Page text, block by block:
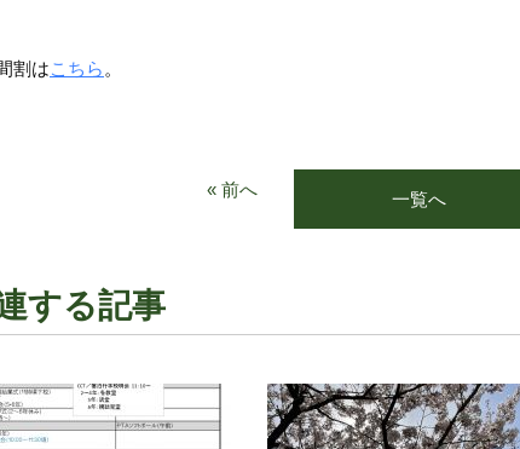
割はこちら 。
« 前へ 一覧へ
する記事